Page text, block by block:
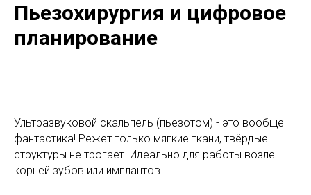
Пьезохирургия и цифровое
планирование
Ультразвуковой скальпель (пьезотом) - это вообще
фантастика! Режет только мягкие ткани, твёрдые
структуры не трогает. Идеально для работы возле
корней зубов или имплантов.